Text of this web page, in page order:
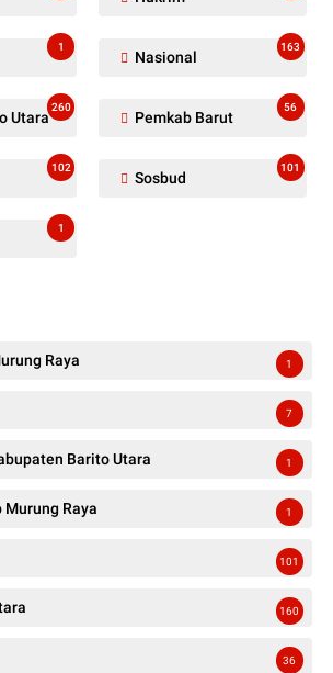
1
Nasional
163
Utara
260
Pemkab Barut
56
102
Sosbud
101
1
Raya 1
7
Barito Utara 1
Murung Raya 1
101
160
36